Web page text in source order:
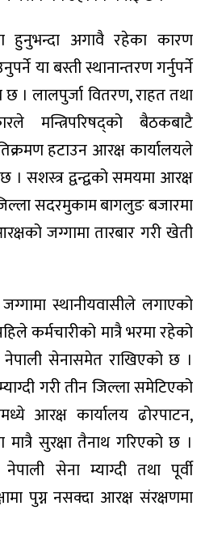
हुनुभन्दा अगावै रहेका कारण
या बस्ती स्थानान्तरण गर्नुपर्ने
। लालपुर्जा वितरण, राहत तथा
मन्त्रिपरिषद्को बैठकबाटै
हटाउन आरक्ष कार्यालयले
द्वन्द्वको समयमा आरक्ष
सदरमुकाम बागलुङ बजारमा
जग्गामा तारबार गरी खेती
स्थानीयवासीले लगाएको
कर्मचारीको मात्रै भरमा रहेको
सेनासमेत राखिएको छ ।
गरी तीन जिल्ला समेटिएको
आरक्ष कार्यालय ढोरपाटन,
सुरक्षा तैनाथ गरिएको छ ।
सेना म्याग्दी तथा पूर्वी
पुग्न नसक्दा आरक्ष संरक्षणमा